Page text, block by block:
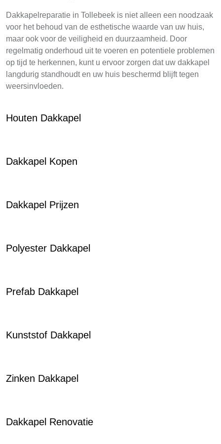
Dakkapelreparatie in Tollebeek is niet alleen een noodzaak
voor het behoud van de esthetische waarde van uw huis,
maar ook voor de veiligheid en duurzaamheid. Door
regelmatig onderhoud uit te voeren en potentiele problemen
op tijd te herkennen, kunt u ervoor zorgen dat uw dakkapel
langdurig standhoudt en uw huis beschermd blijft tegen
weersinvloeden.
Houten Dakkapel
Dakkapel Kopen
Dakkapel Prijzen
Polyester Dakkapel
Prefab Dakkapel
Kunststof Dakkapel
Zinken Dakkapel
Dakkapel Renovatie